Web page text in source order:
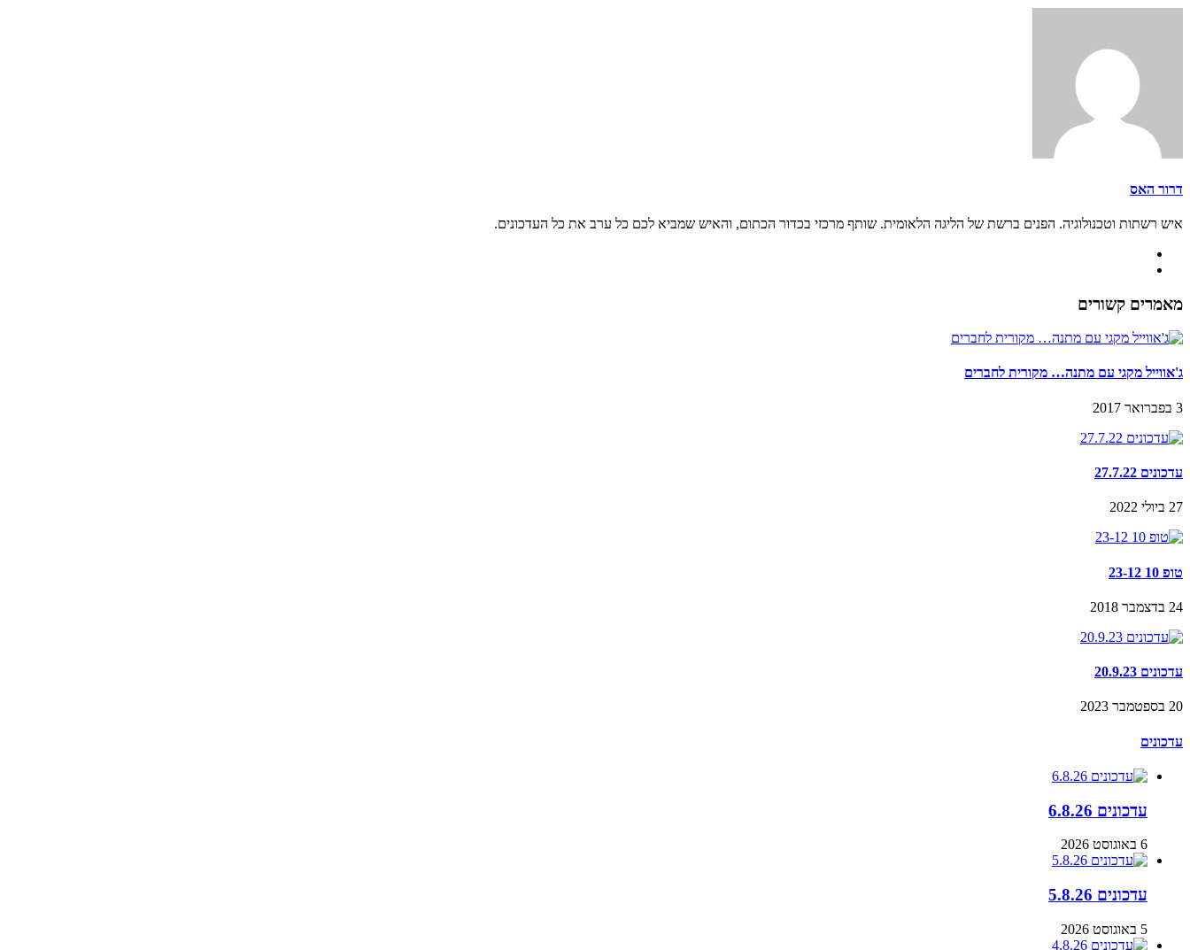
דרור האס
איש רשתות וטכנולוגיה. הפנים ברשת של הליגה הלאומית. שותף מרכזי בכדור הכתום, והאיש שמביא לכם כל ערב את כל העדכונים.
מאמרים קשורים
ג'אווייל מקגי עם מתנה… מקורית לחברים
3 בפברואר 2017
עדכונים 27.7.22
27 ביולי 2022
טופ 10 23-12
24 בדצמבר 2018
עדכונים 20.9.23
20 בספטמבר 2023
עדכונים
עדכונים 6.8.26
6 באוגוסט 2026
עדכונים 5.8.26
5 באוגוסט 2026